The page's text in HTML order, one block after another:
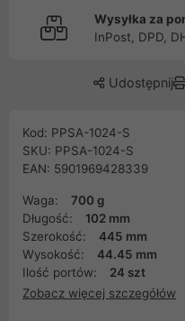
Wysyłka za
InPost, DPD,
Udostępnij
Kod: PPSA-1024-S
SKU: PPSA-1024-S
EAN: 5901969428339
Waga:
700 g
Długość:
102 mm
Szerokość:
445 mm
Wysokość:
44.45 mm
Ilość portów:
24 szt
Zobacz więcej szczegółów